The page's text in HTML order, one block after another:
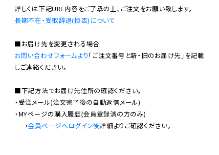
長期不在・受取辞退(拒否)について
お問い合わせフォームより 「ご注文番号と新・旧のお届け先」を記載
しご連絡ください。
■下記方法でお届け先住所の確認ください。
・受注メール(注文完了後の自動返信メール)
・MYページの購入履歴(会員登録済の方のみ)
→会員ページへログイン後